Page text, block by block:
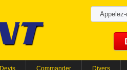
Devis Commander Divers